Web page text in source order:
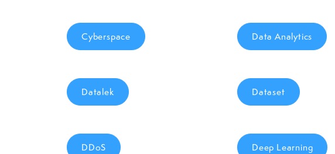
Cyberspace Data Analytics
Datalek Dataset
DDoS Deep Learning